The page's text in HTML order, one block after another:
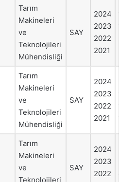
Tarım
Makineleri
ve
Teknolojileri
Mühendisliği
SAY
2024
2023
2022
2021
Tarım
Makineleri
ve
Teknolojileri
Mühendisliği
SAY
2024
2023
2022
2021
Tarım
Makineleri
ve
Teknolojileri
SAY
2024
2023
2022